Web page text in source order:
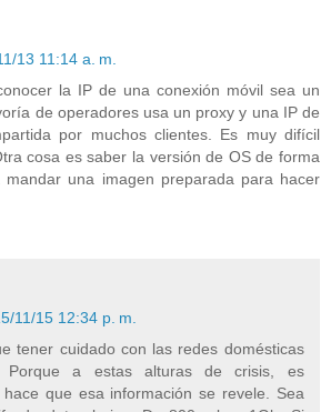
13 11:14 a. m.
la IP de una conexión móvil sea un
de operadores usa un proxy y una IP de
por muchos clientes. Es muy difícil
cosa es saber la versión de OS de forma
mandar una imagen preparada para hacer
11/15 12:34 p. m.
tener cuidado con las redes domésticas
Porque a estas alturas de crisis, es
que esa información se revele. Sea